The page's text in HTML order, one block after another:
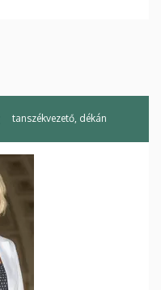
tanszékvezető, dékán